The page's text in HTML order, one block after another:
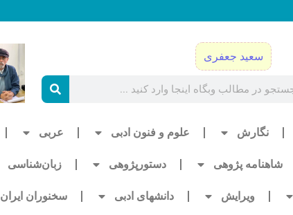
سعید جعفری
نگارش علوم و فنون ادبی عربی
شاهنامه پژوهی دستورپژوهی زبان‌شناسی
ویرایش دانشهای ادبی سخنوران ایران